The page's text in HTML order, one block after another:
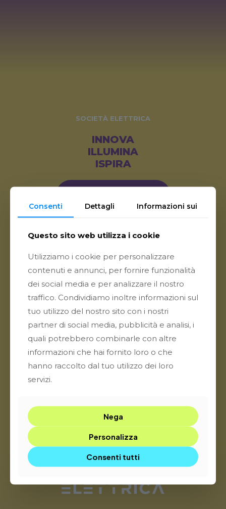
SOCIETÀ ELETTRICA
INNOVA
ILLUMINA
ISPIRA
Consenti Dettagli Informazioni sui
Questo sito web utilizza i cookie
Utilizziamo i cookie per personalizzare
contenuti e annunci, per fornire funzionalità
dei social media e per analizzare il nostro
traffico. Condividiamo inoltre informazioni sul
tuo utilizzo del nostro sito con i nostri
partner di social media, pubblicità e analisi, i
quali potrebbero combinarle con altre
informazioni che hai fornito loro o che
hanno raccolto dal tuo utilizzo dei loro
servizi.
Nega
Personalizza
Consenti tutti